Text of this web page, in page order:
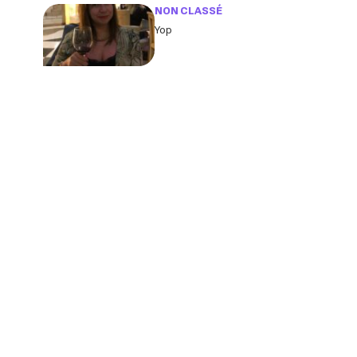
imaginas
NON CLASSÉ
Yop